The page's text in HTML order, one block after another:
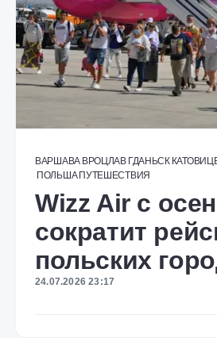
ВАРШАВА ВРОЦЛАВ ГДАНЬСК
ПОЛЬША ПУТЕШЕСТВИЯ
Wizz Air с
сократит
польских
24.07.2026 23:17